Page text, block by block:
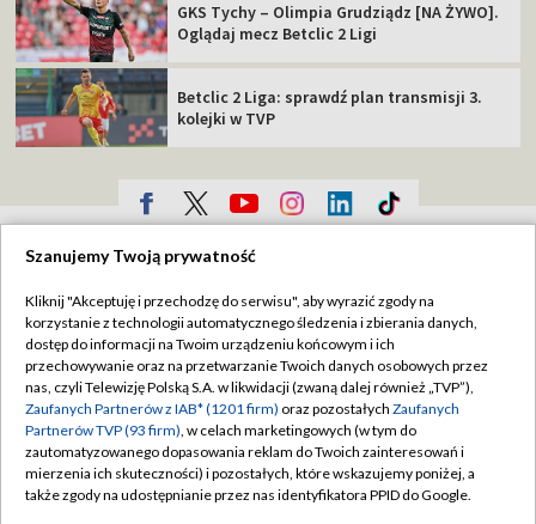
GKS Tychy – Olimpia Grudziądz [NA ŻYWO].
Oglądaj mecz Betclic 2 Ligi
Betclic 2 Liga: sprawdź plan transmisji 3.
kolejki w TVP
Sklep TVP
Biuro Reklamy
Oferta Handlowa
Telegazeta ogłoszenia
Emisja w TVP
Polityka prywatności
Moje zgody
Biuro reklamy
Kontakt
Szanujemy Twoją prywatność
Kliknij "Akceptuję i przechodzę do serwisu", aby wyrazić zgody na
korzystanie z technologii automatycznego śledzenia i zbierania danych,
dostęp do informacji na Twoim urządzeniu końcowym i ich
przechowywanie oraz na przetwarzanie Twoich danych osobowych przez
nas, czyli Telewizję Polską S.A. w likwidacji (zwaną dalej również „TVP”),
Zaufanych Partnerów z IAB* (1201 firm) oraz pozostałych Zaufanych
Partnerów TVP (93 firm), w celach marketingowych (w tym do
zautomatyzowanego dopasowania reklam do Twoich zainteresowań i
mierzenia ich skuteczności) i pozostałych, które wskazujemy poniżej, a
także zgody na udostępnianie przez nas identyfikatora PPID do Google.